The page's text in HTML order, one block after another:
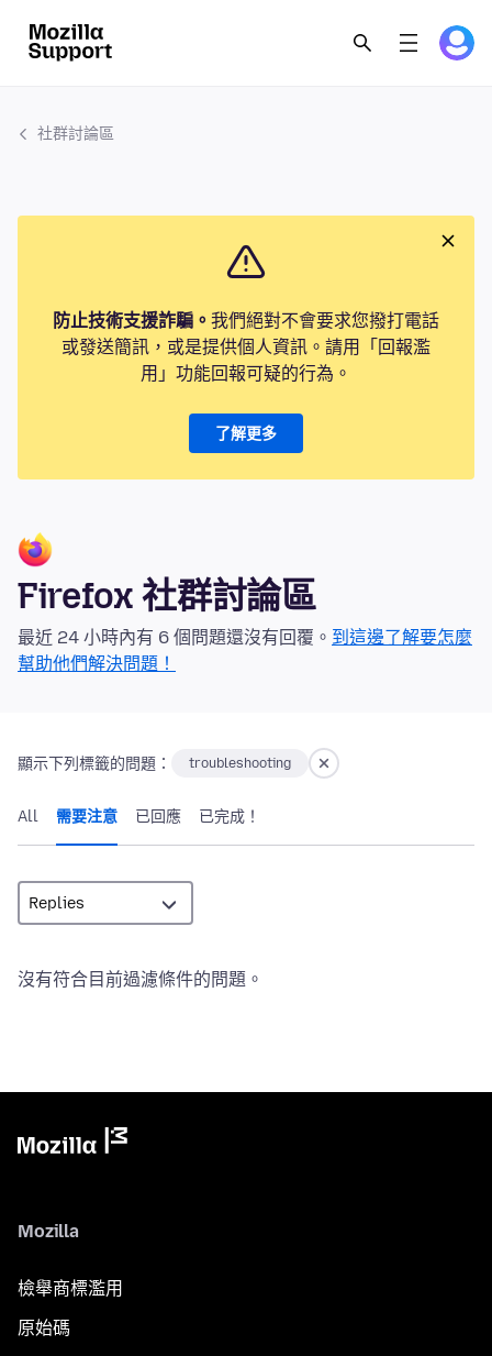
社群討論區
防止技術支援詐騙。 我們絕對不會要求您撥打電話
或發送簡訊，或是提供個人資訊。請用「回報濫
用」功能回報可疑的行為。
了解更多
Firefox 社群討論區
最近 24 小時內有 6 個問題還沒有回覆。 到這邊了解要怎麼
幫助他們解決問題！
顯示下列標籤的問題： troubleshooting
All 需要注意 已回應 已完成！
沒有符合目前過濾條件的問題。
Mozilla
檢舉商標濫用
原始碼